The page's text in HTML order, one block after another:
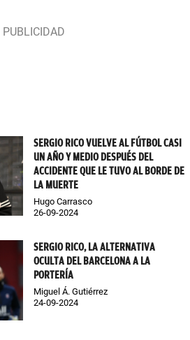
SERGIO RICO VUELVE AL FÚTBOL CASI
UN AÑO Y MEDIO DESPUÉS DEL
ACCIDENTE QUE LE TUVO AL BORDE DE
LA MUERTE
Hugo Carrasco
26-09-2024
SERGIO RICO, LA ALTERNATIVA
OCULTA DEL BARCELONA A LA
PORTERÍA
Miguel Á. Gutiérrez
24-09-2024